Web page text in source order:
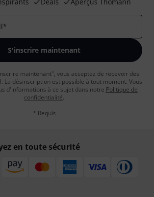
*
S'inscrire maintenant
maintenant", vous acceptez de recevoir des
La désinscription est possible à tout moment. Vous
d'informations à ce sujet dans notre Politique de
confidentialité.
* Requis
en toute sécurité